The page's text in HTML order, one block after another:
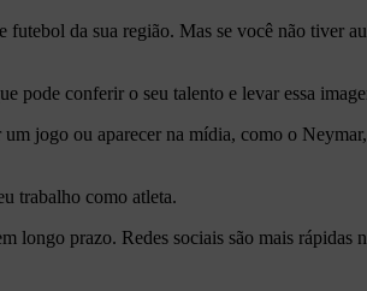
da sua região. Mas se você não tiver
pode conferir o seu talento e levar essa
jogo ou aparecer na mídia, como o
trabalho como atleta.
longo prazo. Redes sociais são mais rápidas